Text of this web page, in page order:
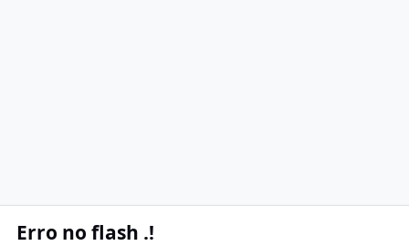
Erro no flash .!